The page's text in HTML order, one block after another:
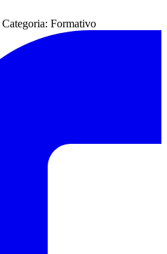
Categoria: Formativo